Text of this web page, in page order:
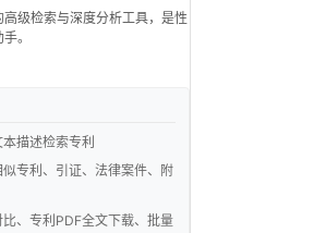
高级检索与深度分析工具，是性
。
描述检索专利
似专利、引证、法律案件、附
比、专利PDF全文下载、批量